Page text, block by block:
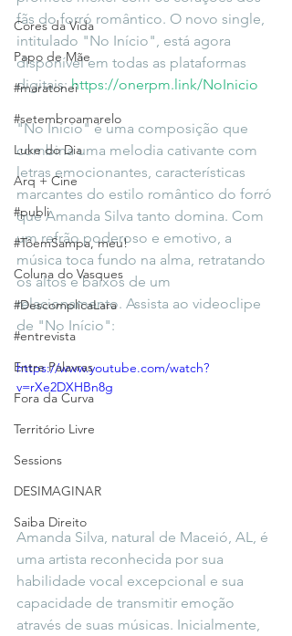
Cores da Vida
Papo de Mãe
#maratonei
#setembroamarelo
Luke do Dia
Arq + Cine
#publi
#TôemSampa, meu!
Coluna do Vasques
#DescomplicaLara
#entrevista
Entre Palavras
Fora da Curva
Território Livre
Sessions
DESIMAGINAR
Saiba Direito
fãs do forró romântico. O novo single,
intitulado "No Início", está agora
disponível em todas as plataformas
digitais: https://onerpm.link/NoInicio
"No Início" é uma composição que
combina uma melodia cativante com
letras emocionantes, características
marcantes do estilo romântico do forró
que Amanda Silva tanto domina. Com
um refrão poderoso e emotivo, a
música toca fundo na alma, retratando
os altos e baixos de um
relacionamento. Assista ao videoclipe
de "No Início":
https://www.youtube.com/watch?
v=rXe2DXHBn8g
Amanda Silva, natural de Maceió, AL, é
uma artista reconhecida por sua
habilidade vocal excepcional e sua
capacidade de transmitir emoção
através de suas músicas. Inicialmente,